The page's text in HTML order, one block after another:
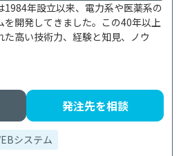
年設立以来、電力系や医薬系の
開発してきました。この40年以上
高い技術力、経験と知見、ノウ
発注先を相談
システム